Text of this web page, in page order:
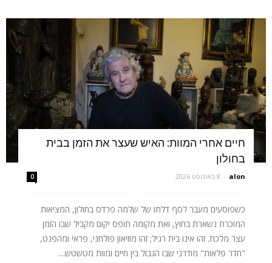
חיים אחרי המוות: האיש שעצר את הזמן בבית
בחולון
alon
- 8 באוגוסט 2026 0
כשפוסעים מעבר לסף דלתו של שלמה פרדס בחולון, המציאות
המוכרת נשארת בחוץ, ואת מקומה תופס יקום מקביל שבו הזמן
עצר מלכת. זהו אינו בית רגיל; זהו מוזיאון פולחני, פראי ומהפנט,
"חדר פלאות" מודרני שבו הגבול בין חיים ומוות מטשטש....